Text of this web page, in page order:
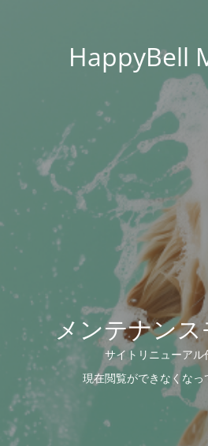
HappyBell
メンテナン
サイトリニューアル
現在閲覧ができなくなっ